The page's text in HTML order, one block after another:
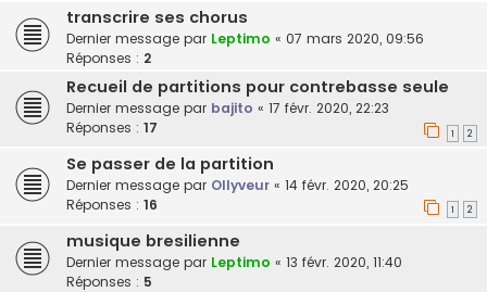
transcrire ses chorus
Dernier message par Leptimo « 07 mars 2020, 09:56
Réponses : 2
Recueil de partitions pour contrebasse seule
Dernier message par bajito « 17 févr. 2020, 22:23
Réponses : 17 1 2
Se passer de la partition
Dernier message par Ollyveur « 14 févr. 2020, 20:25
Réponses : 16 1 2
musique bresilienne
Dernier message par Leptimo « 13 févr. 2020, 11:40
Réponses : 5